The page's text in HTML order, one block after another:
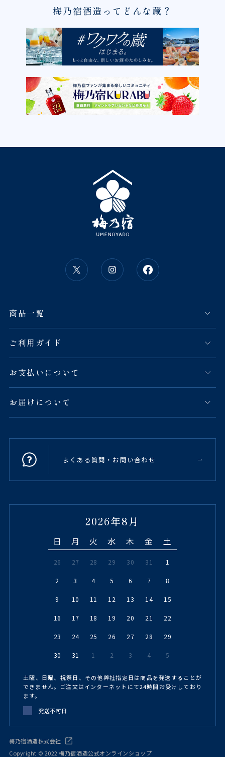
梅乃宿酒造ってどんな蔵？
商品一覧
ご利用ガイド
お支払いについて
お届けについて
よくある質問・お問い合わせ
2026年8月
日 月 火 水 木 金 土
26 27 28 29 30 31 1
2 3 4 5 6 7 8
9 10 11 12 13 14 15
16 17 18 19 20 21 22
23 24 25 26 27 28 29
30 31 1 2 3 4 5
土曜、日曜、祝祭日、その他弊社指定日は商品を発送することが
できません。ご注文はインターネットにて24時間お受けしており
ます。
発送不可日
梅乃宿酒造株式会社
Copyright © 2022 梅乃宿酒造公式オンラインショップ